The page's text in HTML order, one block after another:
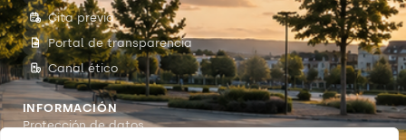
Cita previa
Portal de transparencia
Canal ético
INFORMACIÓN
Protección de datos